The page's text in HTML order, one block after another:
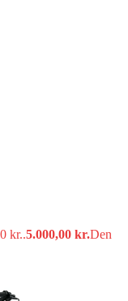
kr..5.000,00 kr.Den